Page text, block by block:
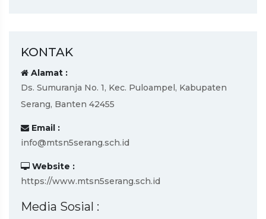
KONTAK
Alamat :
Ds. Sumuranja No. 1, Kec. Puloampel, Kabupaten
Serang, Banten 42455
Email :
info@mtsn5serang.sch.id
Website :
https://www.mtsn5serang.sch.id
Media Sosial :